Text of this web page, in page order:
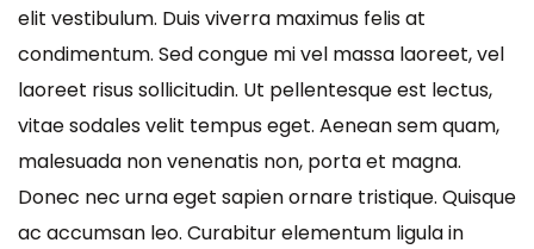
elit vestibulum. Duis viverra maximus felis at
condimentum. Sed congue mi vel massa laoreet, vel
laoreet risus sollicitudin. Ut pellentesque est lectus,
vitae sodales velit tempus eget. Aenean sem quam,
malesuada non venenatis non, porta et magna.
Donec nec urna eget sapien ornare tristique. Quisque
ac accumsan leo. Curabitur elementum ligula in